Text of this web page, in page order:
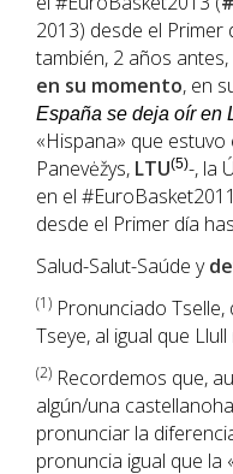
2013) desde el Primer
también, 2 años antes,
en su momento, en
España se deja oír en
«Hispana» que estuvo
Panevėžys, LTU(5)-, la
en el
desde el Primer día
Salud-Salut-Saúde y
(1) Pronunciado
Tseye, al igual que
(2) Recordemos que,
algún/una
pronunciar la
pronuncia igual que la